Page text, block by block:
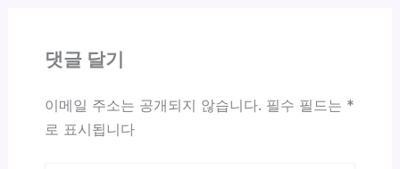
댓글 달기
이메일 주소는 공개되지 않습니다. 필수 필드는 *
로 표시됩니다